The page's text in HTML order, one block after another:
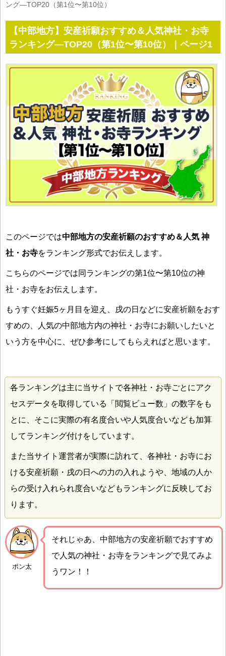
ング―TOP20（第1位〜第10位）
【中部地方】安産祈願おすすめ＆人気神社・お寺
ランキング―TOP20（第1位〜第10位）｜ページ1
このページでは中部地方の安産祈願のおすすめ＆人気 神
社・お寺をランキング形式でお伝えします。
こちらのページでは同ランキングの第1位〜第10位の神
社・お寺をお伝えします。
もうすぐ妊娠5ヶ月目を迎え、戌の日などに安産祈願をおす
すめの、人気の中部地方内の神社・お寺にお願いしたいと
いう方を中心に、ぜひ参考にしてもらえればと思います。
各ランキングは主に当サイトで各神社・お寺ごとにアク
セスデータを取得している「閲覧ビュー数」の数字をも
とに、そこに実際の有名度合いや人気度合いなども加算
してランキング付けをしています。
また当サイト運営者が実際に訪れて、各神社・お寺にお
ける安産祈願・戌の日への力の入れようや、地域の人か
らの受け入れられ度合いなどもランキングに反映してお
ります。
ポン太
それじゃあ、中部地方の安産祈願でおすすめ
で人気の神社・お寺をランキングで見てみよ
うワン！！